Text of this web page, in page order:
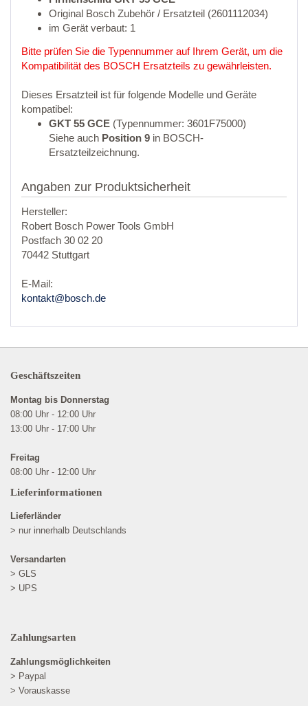
Original Bosch Zubehör / Ersatzteil (2601112034)
im Gerät verbaut: 1
Bitte prüfen Sie die Typennummer auf Ihrem Gerät, um die
Kompatibilität des BOSCH Ersatzteils zu gewährleisten.
Dieses Ersatzteil ist für folgende Modelle und Geräte
kompatibel:
GKT 55 GCE (Typennummer: 3601F75000)
Siehe auch Position 9 in BOSCH-
Ersatzteilzeichnung.
Angaben zur Produktsicherheit
Hersteller:
Robert Bosch Power Tools GmbH
Postfach 30 02 20
70442 Stuttgart
E-Mail:
kontakt@bosch.de
Geschäftszeiten
Montag bis Donnerstag
08:00 Uhr - 12:00 Uhr
13:00 Uhr - 17:00 Uhr
Freitag
08:00 Uhr - 12:00 Uhr
Lieferinformationen
Lieferländer
> nur innerhalb Deutschlands
Versandarten
> GLS
> UPS
Zahlungsarten
Zahlungsmöglichkeiten
> Paypal
> Vorauskasse